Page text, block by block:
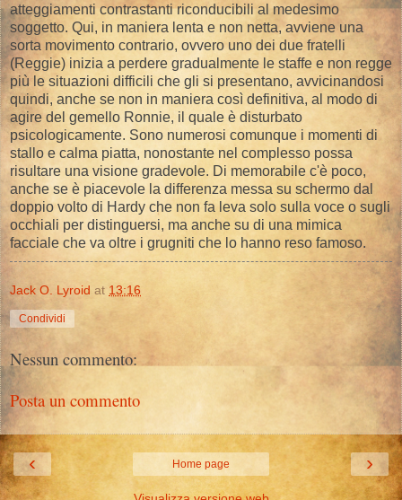
atteggiamenti contrastanti riconducibili al medesimo
soggetto. Qui, in maniera lenta e non netta, avviene una
sorta movimento contrario, ovvero uno dei due fratelli
(Reggie) inizia a perdere gradualmente le staffe e non regge
più le situazioni difficili che gli si presentano, avvicinandosi
quindi, anche se non in maniera così definitiva, al modo di
agire del gemello Ronnie, il quale è disturbato
psicologicamente. Sono numerosi comunque i momenti di
stallo e calma piatta, nonostante nel complesso possa
risultare una visione gradevole. Di memorabile c'è poco,
anche se è piacevole la differenza messa su schermo dal
doppio volto di Hardy che non fa leva solo sulla voce o sugli
occhiali per distinguersi, ma anche su di una mimica
facciale che va oltre i grugniti che lo hanno reso famoso.
Jack O. Lyroid at 13:16
Condividi
Nessun commento:
Posta un commento
‹ ›
Home page